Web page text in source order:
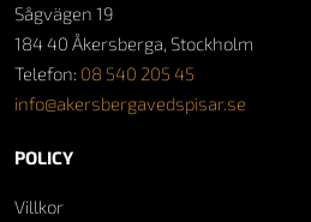
Sågvägen 19
184 40 Åkersberga, Stockholm
Telefon: 08 540 205 45
info@akersbergavedspisar.se
POLICY
Villkor